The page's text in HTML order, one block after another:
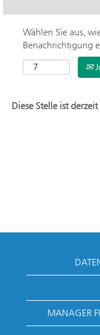
Wählen Sie aus,
Benachrichtigung
Diese Stelle ist
MANAGER